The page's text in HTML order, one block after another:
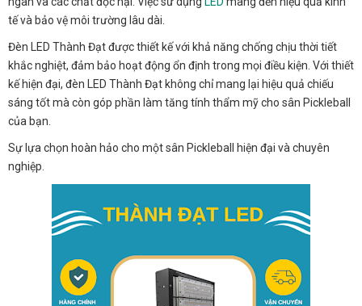
tế và bảo vệ môi trường lâu dài.
Đèn LED Thành Đạt được thiết kế với khả năng chống chịu thời tiết
khắc nghiệt, đảm bảo hoạt động ổn định trong mọi điều kiện. Với thiết
kế hiện đại, đèn LED Thành Đạt không chỉ mang lại hiệu quả chiếu
sáng tốt mà còn góp phần làm tăng tính thẩm mỹ cho sân Pickleball
của bạn.
Sự lựa chọn hoàn hảo cho một sân Pickleball hiện đại và chuyên
nghiệp.